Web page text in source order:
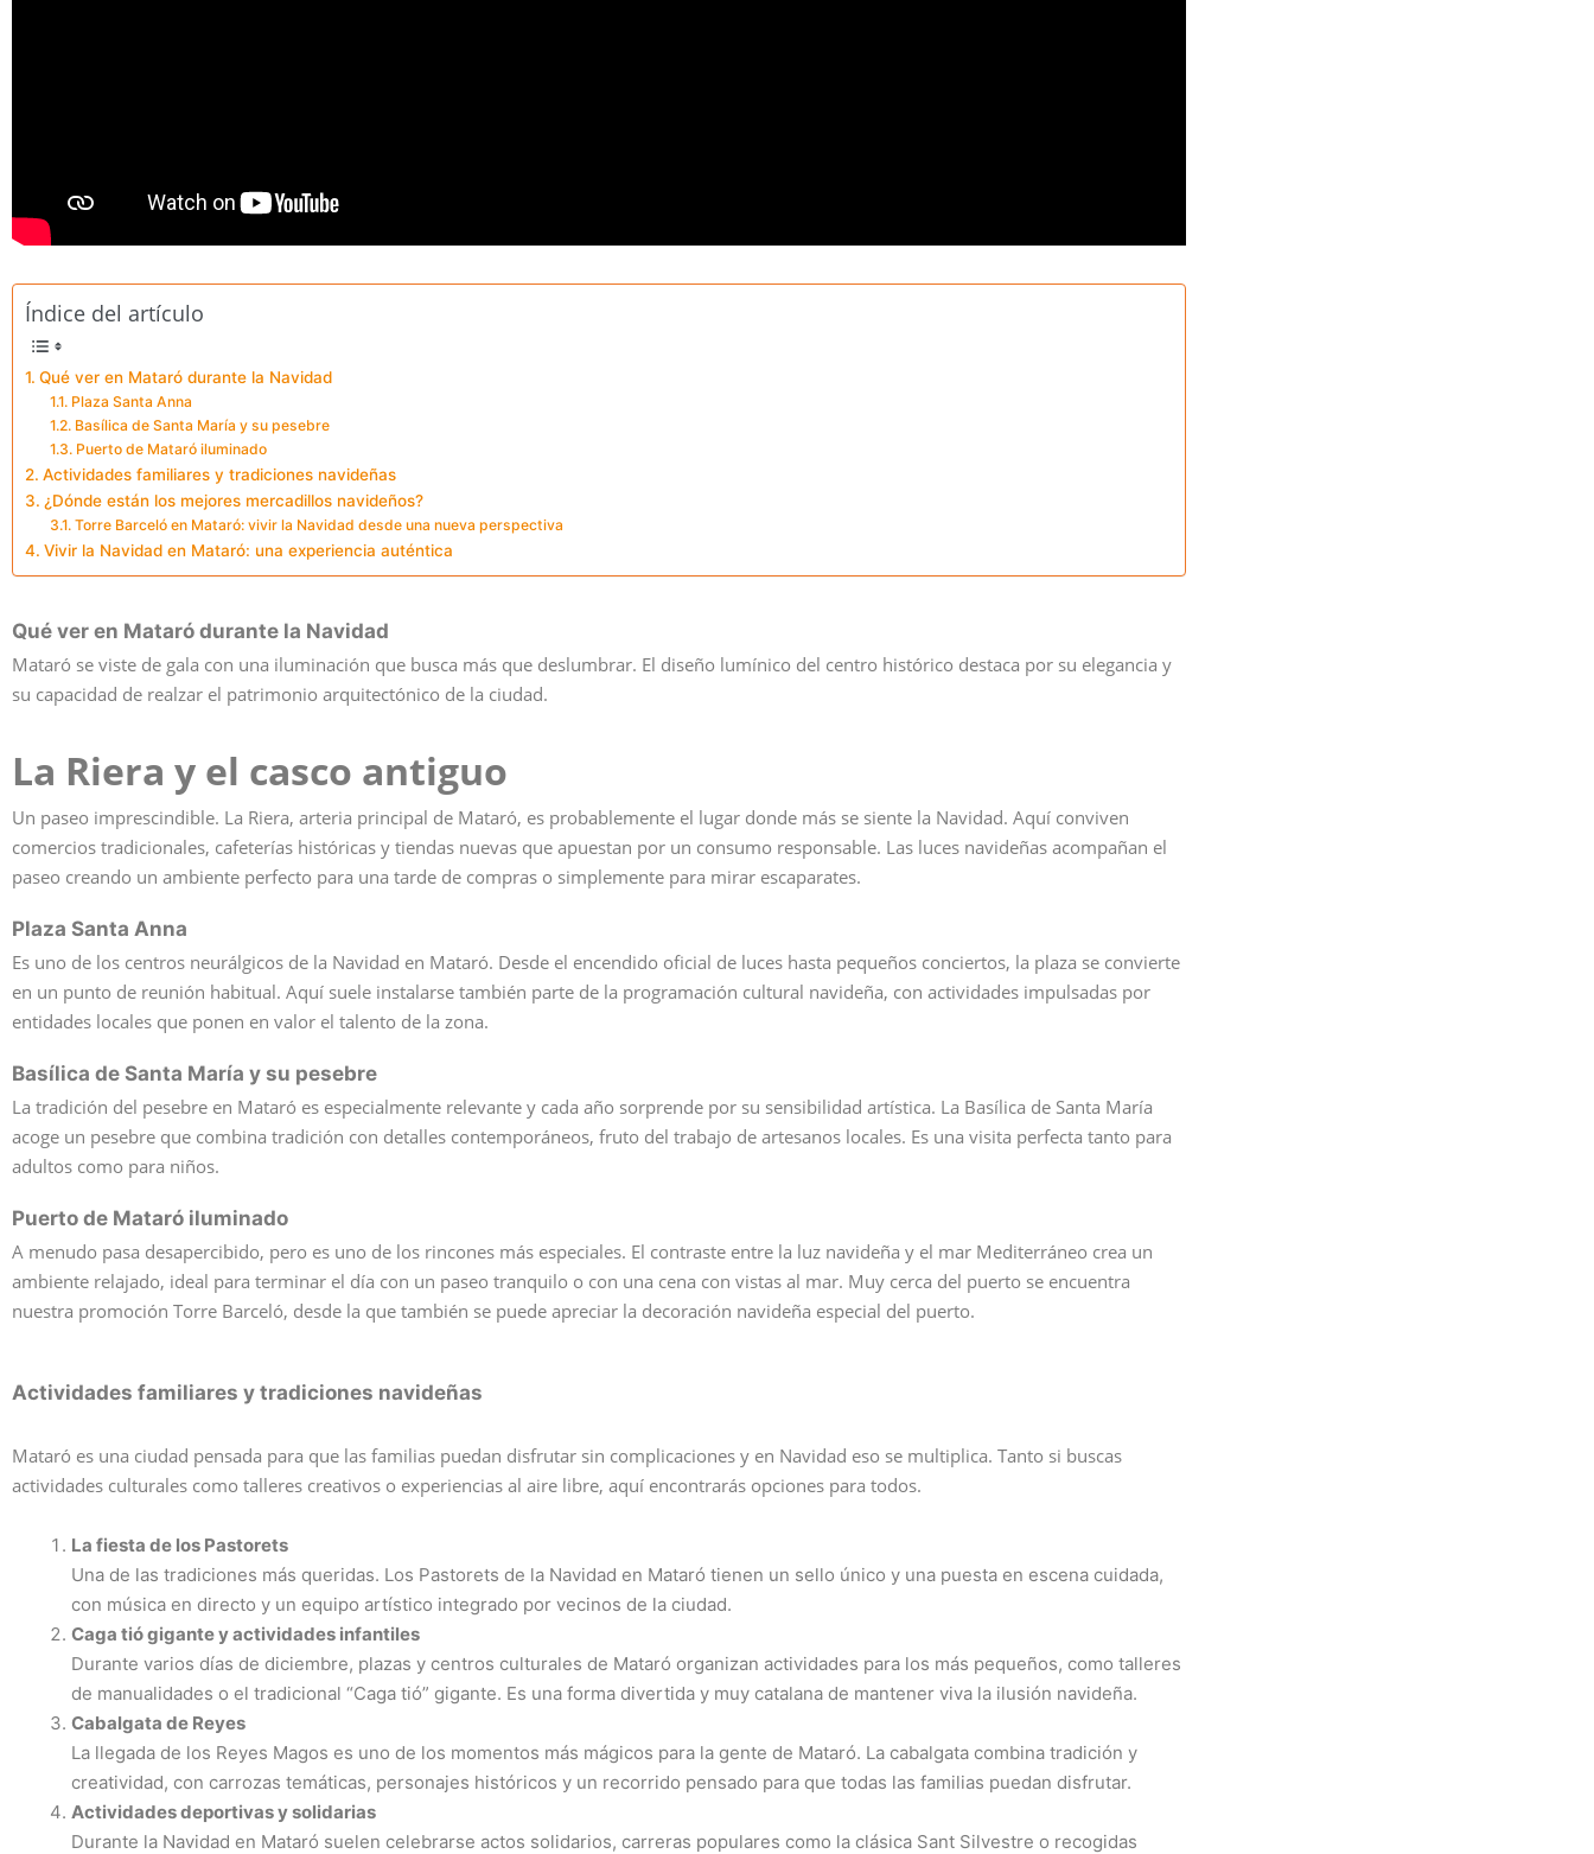
Índice del artículo
Qué ver en Mataró durante la Navidad
Plaza Santa Anna
Basílica de Santa María y su pesebre
Puerto de Mataró iluminado
Actividades familiares y tradiciones navideñas
¿Dónde están los mejores mercadillos navideños?
Torre Barceló en Mataró: vivir la Navidad desde una nueva perspectiva
Vivir la Navidad en Mataró: una experiencia auténtica
Qué ver en Mataró durante la Navidad
Mataró se viste de gala con una iluminación que busca más que deslumbrar. El diseño lumínico del centro histórico destaca por su elegancia y
su capacidad de realzar el patrimonio arquitectónico de la ciudad.
La Riera y el casco antiguo
Un paseo imprescindible. La Riera, arteria principal de Mataró, es probablemente el lugar donde más se siente la Navidad. Aquí conviven
comercios tradicionales, cafeterías históricas y tiendas nuevas que apuestan por un consumo responsable. Las luces navideñas acompañan el
paseo creando un ambiente perfecto para una tarde de compras o simplemente para mirar escaparates.
Plaza Santa Anna
Es uno de los centros neurálgicos de la Navidad en Mataró. Desde el encendido oficial de luces hasta pequeños conciertos, la plaza se convierte
en un punto de reunión habitual. Aquí suele instalarse también parte de la programación cultural navideña, con actividades impulsadas por
entidades locales que ponen en valor el talento de la zona.
Basílica de Santa María y su pesebre
La tradición del pesebre en Mataró es especialmente relevante y cada año sorprende por su sensibilidad artística. La Basílica de Santa María
acoge un pesebre que combina tradición con detalles contemporáneos, fruto del trabajo de artesanos locales. Es una visita perfecta tanto para
adultos como para niños.
Puerto de Mataró iluminado
A menudo pasa desapercibido, pero es uno de los rincones más especiales. El contraste entre la luz navideña y el mar Mediterráneo crea un
ambiente relajado, ideal para terminar el día con un paseo tranquilo o con una cena con vistas al mar. Muy cerca del puerto se encuentra
nuestra promoción Torre Barceló, desde la que también se puede apreciar la decoración navideña especial del puerto.
Actividades familiares y tradiciones navideñas
Mataró es una ciudad pensada para que las familias puedan disfrutar sin complicaciones y en Navidad eso se multiplica. Tanto si buscas
actividades culturales como talleres creativos o experiencias al aire libre, aquí encontrarás opciones para todos.
La fiesta de los Pastorets
Una de las tradiciones más queridas. Los Pastorets de la Navidad en Mataró tienen un sello único y una puesta en escena cuidada,
con música en directo y un equipo artístico integrado por vecinos de la ciudad.
Caga tió gigante y actividades infantiles
Durante varios días de diciembre, plazas y centros culturales de Mataró organizan actividades para los más pequeños, como talleres
de manualidades o el tradicional “Caga tió” gigante. Es una forma divertida y muy catalana de mantener viva la ilusión navideña.
Cabalgata de Reyes
La llegada de los Reyes Magos es uno de los momentos más mágicos para la gente de Mataró. La cabalgata combina tradición y
creatividad, con carrozas temáticas, personajes históricos y un recorrido pensado para que todas las familias puedan disfrutar.
Actividades deportivas y solidarias
Durante la Navidad en Mataró suelen celebrarse actos solidarios, carreras populares como la clásica Sant Silvestre o recogidas